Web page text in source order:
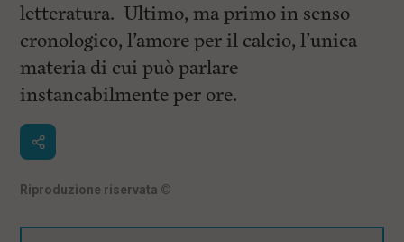
letteratura. Ultimo, ma primo in senso
cronologico, l’amore per il calcio, l’unica
materia di cui può parlare
instancabilmente per ore.
Riproduzione riservata ©